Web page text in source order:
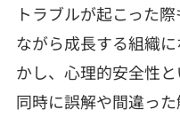
トラブルが起こった
ながら成長する組織
かし、心理的安全性
同時に誤解や間違った